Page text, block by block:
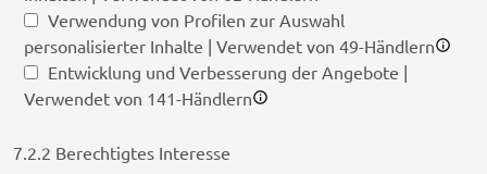
Verwendung von Profilen zur Auswahl
personalisierter Inhalte | Verwendet von 49-Händlern
Entwicklung und Verbesserung der Angebote |
Verwendet von 141-Händlern
7.2.2 Berechtigtes Interesse